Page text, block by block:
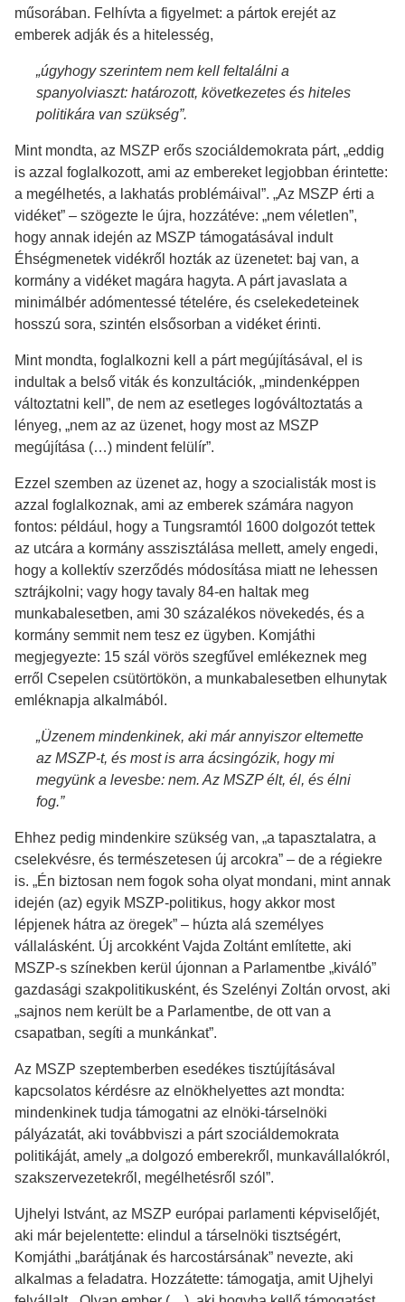
műsorában. Felhívta a figyelmet: a pártok erejét az
emberek adják és a hitelesség,
„úgyhogy szerintem nem kell feltalálni a
spanyolviaszt: határozott, következetes és hiteles
politikára van szükség”.
Mint mondta, az MSZP erős szociáldemokrata párt, „eddig
is azzal foglalkozott, ami az embereket legjobban érintette:
a megélhetés, a lakhatás problémáival”. „Az MSZP érti a
vidéket” – szögezte le újra, hozzátéve: „nem véletlen”,
hogy annak idején az MSZP támogatásával indult
Éhségmenetek vidékről hozták az üzenetet: baj van, a
kormány a vidéket magára hagyta. A párt javaslata a
minimálbér adómentessé tételére, és cselekedeteinek
hosszú sora, szintén elsősorban a vidéket érinti.
Mint mondta, foglalkozni kell a párt megújításával, el is
indultak a belső viták és konzultációk, „mindenképpen
változtatni kell”, de nem az esetleges logóváltoztatás a
lényeg, „nem az az üzenet, hogy most az MSZP
megújítása (…) mindent felülír”.
Ezzel szemben az üzenet az, hogy a szocialisták most is
azzal foglalkoznak, ami az emberek számára nagyon
fontos: például, hogy a Tungsramtól 1600 dolgozót tettek
az utcára a kormány asszisztálása mellett, amely engedi,
hogy a kollektív szerződés módosítása miatt ne lehessen
sztrájkolni; vagy hogy tavaly 84-en haltak meg
munkabalesetben, ami 30 százalékos növekedés, és a
kormány semmit nem tesz ez ügyben. Komjáthi
megjegyezte: 15 szál vörös szegfűvel emlékeznek meg
erről Csepelen csütörtökön, a munkabalesetben elhunytak
emléknapja alkalmából.
„Üzenem mindenkinek, aki már annyiszor eltemette
az MSZP-t, és most is arra ácsingózik, hogy mi
megyünk a levesbe: nem. Az MSZP élt, él, és élni
fog.”
Ehhez pedig mindenkire szükség van, „a tapasztalatra, a
cselekvésre, és természetesen új arcokra” – de a régiekre
is. „Én biztosan nem fogok soha olyat mondani, mint annak
idején (az) egyik MSZP-politikus, hogy akkor most
lépjenek hátra az öregek” – húzta alá személyes
vállalásként. Új arcokként Vajda Zoltánt említette, aki
MSZP-s színekben kerül újonnan a Parlamentbe „kiváló”
gazdasági szakpolitikusként, és Szelényi Zoltán orvost, aki
„sajnos nem került be a Parlamentbe, de ott van a
csapatban, segíti a munkánkat”.
Az MSZP szeptemberben esedékes tisztújításával
kapcsolatos kérdésre az elnökhelyettes azt mondta:
mindenkinek tudja támogatni az elnöki-társelnöki
pályázatát, aki továbbviszi a párt szociáldemokrata
politikáját, amely „a dolgozó emberekről, munkavállalókról,
szakszervezetekről, megélhetésről szól”.
Ujhelyi Istvánt, az MSZP európai parlamenti képviselőjét,
aki már bejelentette: elindul a társelnöki tisztségért,
Komjáthi „barátjának és harcostársának” nevezte, aki
alkalmas a feladatra. Hozzátette: támogatja, amit Ujhelyi